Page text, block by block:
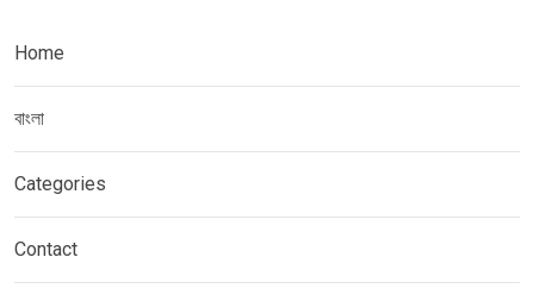
Home
বাংলা
Categories
Contact